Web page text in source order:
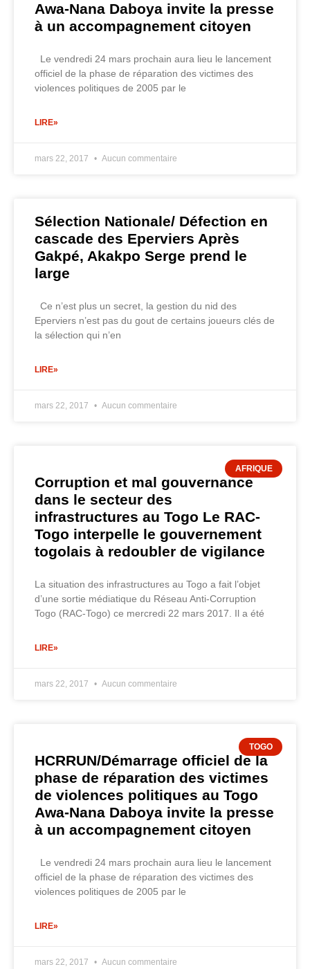
Awa-Nana Daboya invite la presse
à un accompagnement citoyen
Le vendredi 24 mars prochain aura lieu le lancement
officiel de la phase de réparation des victimes des
violences politiques de 2005 par le
LIRE»
mars 22, 2017 Aucun commentaire
Sélection Nationale/ Défection en
cascade des Eperviers Après
Gakpé, Akakpo Serge prend le
large
Ce n’est plus un secret, la gestion du nid des
Eperviers n’est pas du gout de certains joueurs clés de
la sélection qui n’en
LIRE»
mars 22, 2017 Aucun commentaire
AFRIQUE
Corruption et mal gouvernance
dans le secteur des
infrastructures au Togo Le RAC-
Togo interpelle le gouvernement
togolais à redoubler de vigilance
La situation des infrastructures au Togo a fait l’objet
d’une sortie médiatique du Réseau Anti-Corruption
Togo (RAC-Togo) ce mercredi 22 mars 2017. Il a été
LIRE»
mars 22, 2017 Aucun commentaire
TOGO
HCRRUN/Démarrage officiel de la
phase de réparation des victimes
de violences politiques au Togo
Awa-Nana Daboya invite la presse
à un accompagnement citoyen
Le vendredi 24 mars prochain aura lieu le lancement
officiel de la phase de réparation des victimes des
violences politiques de 2005 par le
LIRE»
mars 22, 2017 Aucun commentaire